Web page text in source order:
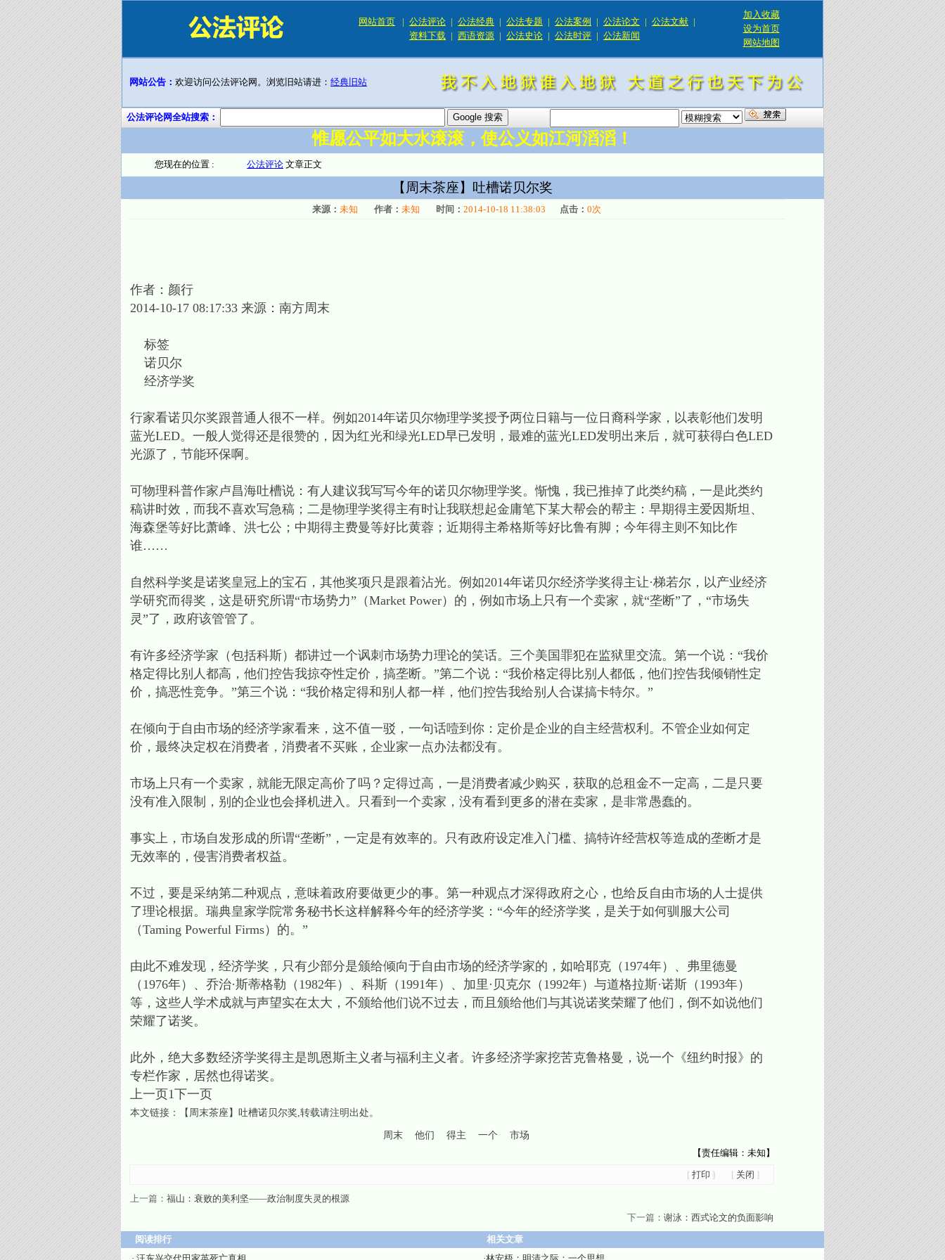
网站首页 | 公法评论 | 公法经典 | 公法专题 | 公法案例 | 公法论文 | 公法文献 |
资料下载 | 西语资源 | 公法史论 | 公法时评 | 公法新闻
加入收藏
设为首页
网站地图
网站公告： 欢迎访问公法评论网。浏览旧站请进： 经典旧站
公法评论网全站搜索：
惟愿公平如大水滚滚，使公义如江河滔滔！
您现在的位置 : 公法评论 文章正文
【周末茶座】吐槽诺贝尔奖
来源： 未知 作者： 未知 时间： 2014-10-18 11:38:03 点击： 0次
作者：颜行
2014-10-17 08:17:33 来源：南方周末
标签
诺贝尔
经济学奖
行家看诺贝尔奖跟普通人很不一样。例如2014年诺贝尔物理学奖授予两位日籍与一位日裔科学家，以表彰他们发明
蓝光LED。一般人觉得还是很赞的，因为红光和绿光LED早已发明，最难的蓝光LED发明出来后，就可获得白色LED
光源了，节能环保啊。
可物理科普作家卢昌海吐槽说：有人建议我写写今年的诺贝尔物理学奖。惭愧，我已推掉了此类约稿，一是此类约
稿讲时效，而我不喜欢写急稿；二是物理学奖得主有时让我联想起金庸笔下某大帮会的帮主：早期得主爱因斯坦、
海森堡等好比萧峰、洪七公；中期得主费曼等好比黄蓉；近期得主希格斯等好比鲁有脚；今年得主则不知比作
谁……
自然科学奖是诺奖皇冠上的宝石，其他奖项只是跟着沾光。例如2014年诺贝尔经济学奖得主让·梯若尔，以产业经济
学研究而得奖，这是研究所谓“市场势力”（Market Power）的，例如市场上只有一个卖家，就“垄断”了，“市场失
灵”了，政府该管管了。
有许多经济学家（包括科斯）都讲过一个讽刺市场势力理论的笑话。三个美国罪犯在监狱里交流。第一个说：“我价
格定得比别人都高，他们控告我掠夺性定价，搞垄断。”第二个说：“我价格定得比别人都低，他们控告我倾销性定
价，搞恶性竞争。”第三个说：“我价格定得和别人都一样，他们控告我给别人合谋搞卡特尔。”
在倾向于自由市场的经济学家看来，这不值一驳，一句话噎到你：定价是企业的自主经营权利。不管企业如何定
价，最终决定权在消费者，消费者不买账，企业家一点办法都没有。
市场上只有一个卖家，就能无限定高价了吗？定得过高，一是消费者减少购买，获取的总租金不一定高，二是只要
没有准入限制，别的企业也会择机进入。只看到一个卖家，没有看到更多的潜在卖家，是非常愚蠢的。
事实上，市场自发形成的所谓“垄断”，一定是有效率的。只有政府设定准入门槛、搞特许经营权等造成的垄断才是
无效率的，侵害消费者权益。
不过，要是采纳第二种观点，意味着政府要做更少的事。第一种观点才深得政府之心，也给反自由市场的人士提供
了理论根据。瑞典皇家学院常务秘书长这样解释今年的经济学奖：“今年的经济学奖，是关于如何驯服大公司
（Taming Powerful Firms）的。”
由此不难发现，经济学奖，只有少部分是颁给倾向于自由市场的经济学家的，如哈耶克（1974年）、弗里德曼
（1976年）、乔治·斯蒂格勒（1982年）、科斯（1991年）、加里·贝克尔（1992年）与道格拉斯·诺斯（1993年）
等，这些人学术成就与声望实在太大，不颁给他们说不过去，而且颁给他们与其说诺奖荣耀了他们，倒不如说他们
荣耀了诺奖。
此外，绝大多数经济学奖得主是凯恩斯主义者与福利主义者。许多经济学家挖苦克鲁格曼，说一个《纽约时报》的
专栏作家，居然也得诺奖。
上一页1下一页
本文链接： 【周末茶座】吐槽诺贝尔奖,转载请注明出处。
周末 他们 得主 一个
市场
【责任编辑：未知】
[ 打印 ] [ 关闭 ]
上一篇： 福山：衰败的美利坚——政治制度失灵的根源
下一篇： 谢泳：西式论文的负面影响
阅读排行
相关文章